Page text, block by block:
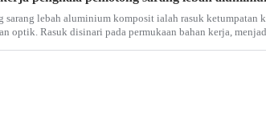
sarang lebah aluminium komposit ialah rasuk ketumpatan
optik. Rasuk disinari pada permukaan bahan kerja,